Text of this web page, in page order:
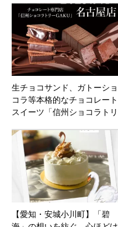
生チョコサンド、ガトーショ
コラ等本格的なチョコレート
スイーツ「信州ショコラトリ
オープン
【愛知・安城小川町】「碧